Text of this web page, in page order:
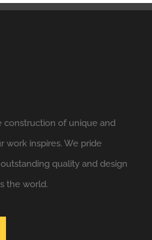
construction of unique and
work inspires. We pride
quality and design
the world.